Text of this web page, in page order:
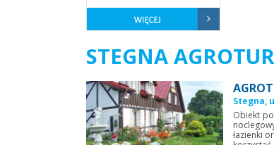
STEGNA
Stegna,
Obiekt
łazienki